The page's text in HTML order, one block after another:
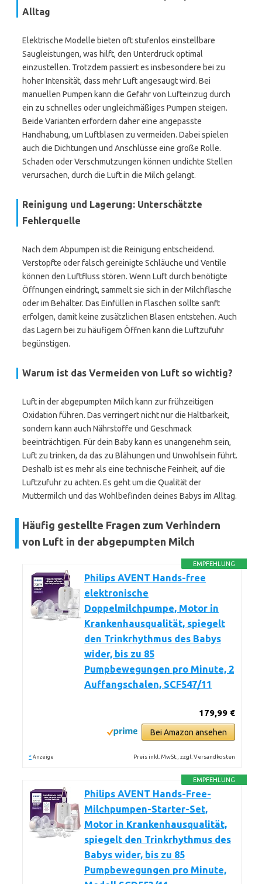
Alltag
Elektrische Modelle bieten oft stufenlos einstellbare
Saugleistungen, was hilft, den Unterdruck optimal
einzustellen. Trotzdem passiert es insbesondere bei zu
hoher Intensität, dass mehr Luft angesaugt wird. Bei
manuellen Pumpen kann die Gefahr von Lufteinzug durch
ein zu schnelles oder ungleichmäßiges Pumpen steigen.
Beide Varianten erfordern daher eine angepasste
Handhabung, um Luftblasen zu vermeiden. Dabei spielen
auch die Dichtungen und Anschlüsse eine große Rolle.
Schaden oder Verschmutzungen können undichte Stellen
verursachen, durch die Luft in die Milch gelangt.
Reinigung und Lagerung: Unterschätzte
Fehlerquelle
Nach dem Abpumpen ist die Reinigung entscheidend.
Verstopfte oder falsch gereinigte Schläuche und Ventile
können den Luftfluss stören. Wenn Luft durch benötigte
Öffnungen eindringt, sammelt sie sich in der Milchflasche
oder im Behälter. Das Einfüllen in Flaschen sollte sanft
erfolgen, damit keine zusätzlichen Blasen entstehen. Auch
das Lagern bei zu häufigem Öffnen kann die Luftzufuhr
begünstigen.
Warum ist das Vermeiden von Luft so wichtig?
Luft in der abgepumpten Milch kann zur frühzeitigen
Oxidation führen. Das verringert nicht nur die Haltbarkeit,
sondern kann auch Nährstoffe und Geschmack
beeinträchtigen. Für dein Baby kann es unangenehm sein,
Luft zu trinken, da das zu Blähungen und Unwohlsein führt.
Deshalb ist es mehr als eine technische Feinheit, auf die
Luftzufuhr zu achten. Es geht um die Qualität der
Muttermilch und das Wohlbefinden deines Babys im Alltag.
Häufig gestellte Fragen zum Verhindern
von Luft in der abgepumpten Milch
EMPFEHLUNG
Philips AVENT Hands-free
elektronische
Doppelmilchpumpe, Motor in
Krankenhausqualität, spiegelt
den Trinkrhythmus des Babys
wider, bis zu 85
Pumpbewegungen pro Minute, 2
Auffangschalen, SCF547/11
179,99 €
Bei Amazon ansehen
* Anzeige Preis inkl. MwSt., zzgl. Versandkosten
EMPFEHLUNG
Philips AVENT Hands-Free-
Milchpumpen-Starter-Set,
Motor in Krankenhausqualität,
spiegelt den Trinkrhythmus des
Babys wider, bis zu 85
Pumpbewegungen pro Minute,